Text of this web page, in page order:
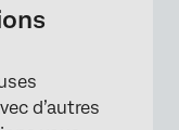
lesquels
d’autres